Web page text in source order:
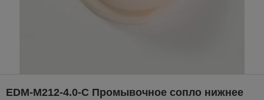
EDM-M212-4.0-C Промывочное сопло нижнее